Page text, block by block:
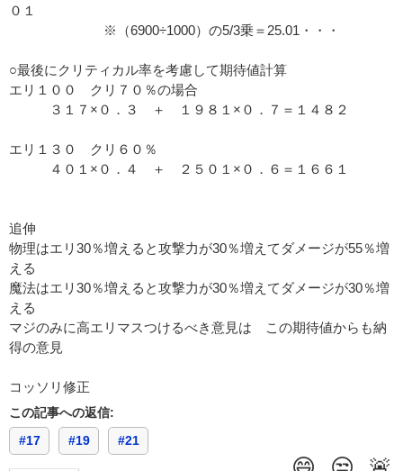
０１
※（6900÷1000）の5/3乗＝25.01・・・
○最後にクリティカル率を考慮して期待値計算
エリ１００ クリ７０％の場合
３１７×０．３ ＋ １９８１×０．７＝１４８２
エリ１３０ クリ６０％
４０１×０．４ ＋ ２５０１×０．６＝１６６１
追伸
物理はエリ30％増えると攻撃力が30％増えてダメージが55％増
える
魔法はエリ30％増えると攻撃力が30％増えてダメージが30％増
える
マジのみに高エリマスつけるべき意見は この期待値からも納
得の意見
コッソリ修正
この記事への返信:
#17
#19 #21